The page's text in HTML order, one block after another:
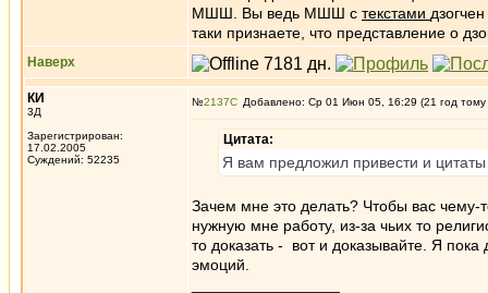
МШШ. Вы ведь МШШ с текстами
таки признаете, что представление о
Наверх
КИ
3Д
Зарегистрирован:
17.02.2005
Суждений: 52235
№2137 Добавлено: Ср 01 Июн 05, 16:29 (21 год тому
Цитата:
Я вам предложил привести и цитаты
Зачем мне это делать? Чтобы вас чему-
нужную мне работу, из-за чьих то
то доказать - вот и доказывайте. Я
эмоций.